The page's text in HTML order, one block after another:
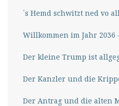
´s Hemd schwitzt ned vo
Willkommen im Jahr 2036
Der kleine Trump ist
Der Kanzler und die
Der Antrag und die alten